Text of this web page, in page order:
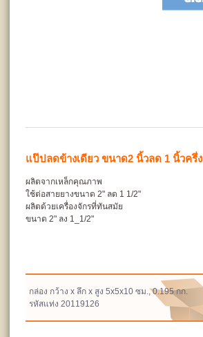
แป๊ปลดข้างเดียว ขนาด2 นิ้วลด 1 นิ้วครึ่ง
ผลิตจากเหล็กคุณภาพ
ใช้ต่อสายยางขนาด 2" ลด 1 1/2"
ผลิตด้วยเครื่องจักรที่ทันสมัย
ขนาด 2" ลง 1_1/2"
กล่อง กว้าง x ลึก x สูง 5x5x10 ซม., 0.195 กก.
รหัสแท่ง 20119126